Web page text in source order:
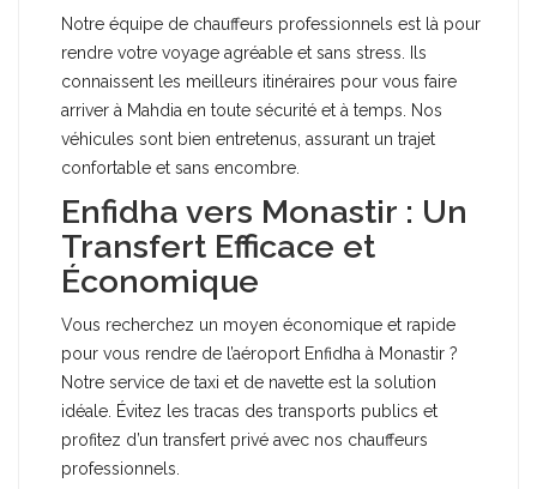
Notre équipe de chauffeurs professionnels est là pour
rendre votre voyage agréable et sans stress. Ils
connaissent les meilleurs itinéraires pour vous faire
arriver à Mahdia en toute sécurité et à temps. Nos
véhicules sont bien entretenus, assurant un trajet
confortable et sans encombre.
Enfidha vers Monastir : Un
Transfert Efficace et
Économique
Vous recherchez un moyen économique et rapide
pour vous rendre de l’aéroport Enfidha à Monastir ?
Notre service de taxi et de navette est la solution
idéale. Évitez les tracas des transports publics et
profitez d’un transfert privé avec nos chauffeurs
professionnels.